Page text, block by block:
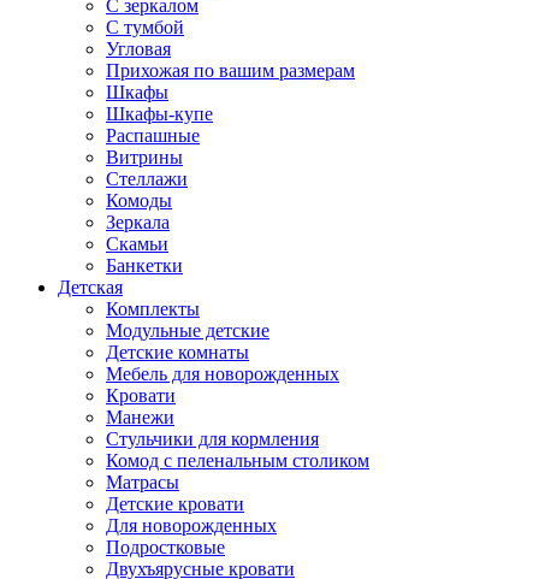
С зеркалом
С тумбой
Угловая
Прихожая по вашим размерам
Шкафы
Шкафы-купе
Распашные
Витрины
Стеллажи
Комоды
Зеркала
Скамьи
Банкетки
Детская
Комплекты
Модульные детские
Детские комнаты
Мебель для новорожденных
Кровати
Манежи
Стульчики для кормления
Комод с пеленальным столиком
Матрасы
Детские кровати
Для новорожденных
Подростковые
Двухъярусные кровати